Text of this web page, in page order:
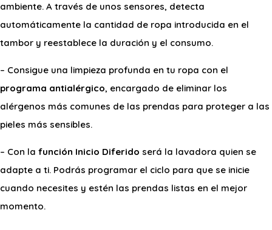
ambiente. A través de unos sensores, detecta
automáticamente la cantidad de ropa introducida en el
tambor y reestablece la duración y el consumo.
– Consigue una limpieza profunda en tu ropa con el
programa antialérgico, encargado de eliminar los
alérgenos más comunes de las prendas para proteger a las
pieles más sensibles.
– Con la función Inicio Diferido será la lavadora quien se
adapte a ti. Podrás programar el ciclo para que se inicie
cuando necesites y estén las prendas listas en el mejor
momento.